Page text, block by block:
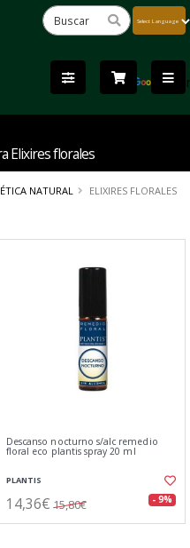
by
Elixires florales
NATURAL ELIXIRES FLORALES
Descanso nocturno s/alc remedio
floral eco plantis spray 20 ml
PLANTIS
14,36€ 15,80€ - 9%